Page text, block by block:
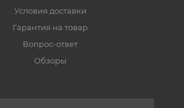
Условия доставки
Гарантия на товар
Вопрос-ответ
Обзоры